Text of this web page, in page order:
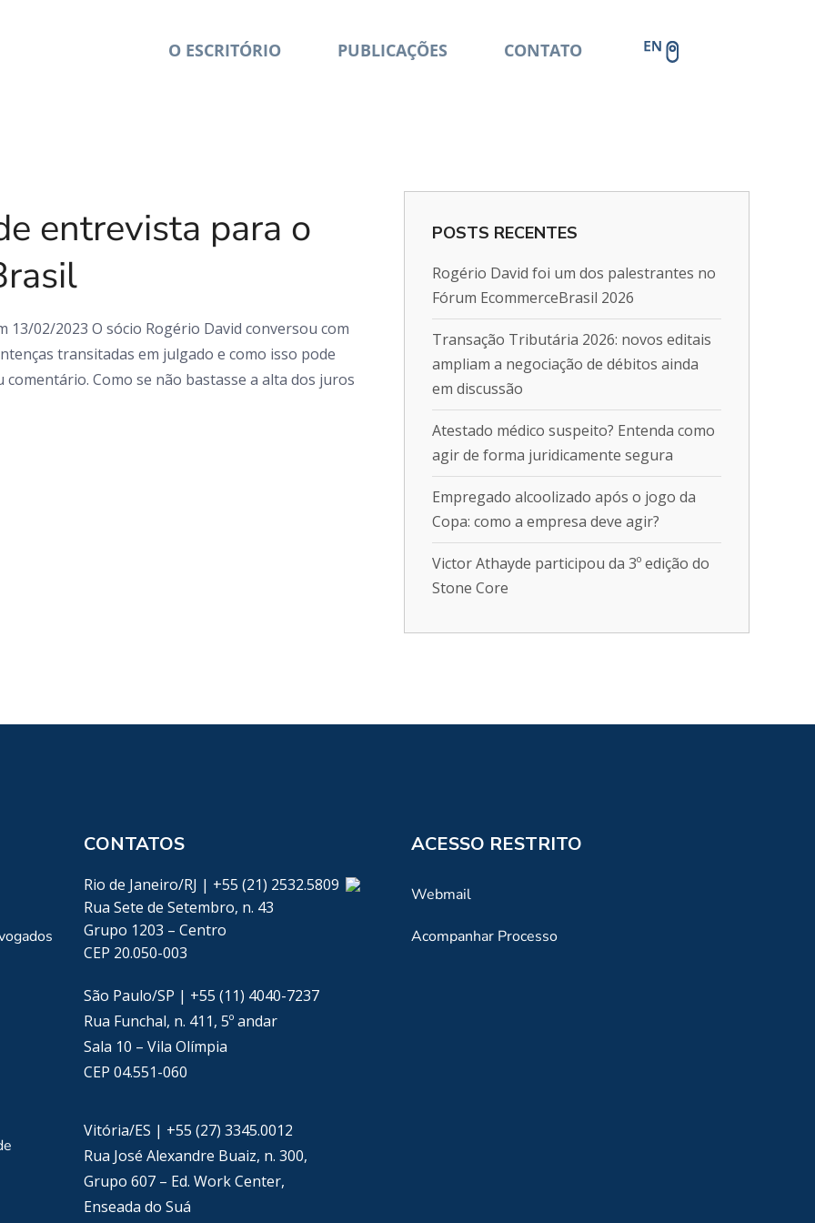
O ESCRITÓRIO PUBLICAÇÕES CONTATO
entrevista para o
02/2023 O sócio Rogério David conversou com
transitadas em julgado e como isso pode
Como se não bastasse a alta dos juros
POSTS RECENTES
Rogério David foi um dos palestrantes no
Fórum EcommerceBrasil 2026
Transação Tributária 2026: novos editais
ampliam a negociação de débitos ainda
em discussão
Atestado médico suspeito? Entenda como
agir de forma juridicamente segura
Empregado alcoolizado após o jogo da
Copa: como a empresa deve agir?
Victor Athayde participou da 3º edição do
Stone Core
CONTATOS
Rio de Janeiro/RJ | +55 (21) 2532.5809
Rua Sete de Setembro, n. 43
Grupo 1203 – Centro
CEP 20.050-003
São Paulo/SP | +55 (11) 4040-7237
Rua Funchal, n. 411, 5º andar
Sala 10 – Vila Olímpia
CEP 04.551-060
Vitória/ES | +55 (27) 3345.0012
Rua José Alexandre Buaiz, n. 300,
Grupo 607 – Ed. Work Center,
Enseada do Suá
ACESSO RESTRITO
Webmail
Acompanhar Processo